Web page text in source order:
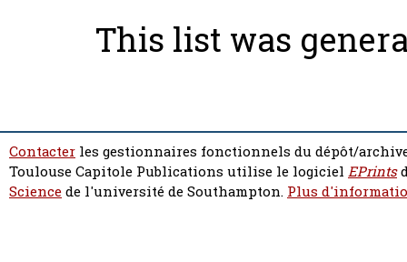
This list was
Contacter les gestionnaires fonctionnels du dépôt/
Toulouse Capitole Publications utilise le logiciel EPrints
Sciencede l'université de Southampton. Plus